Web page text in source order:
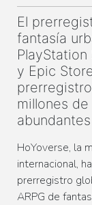
El
fantasía
y Epic
millones
HoYoverse, la
internacional,
prerregistro
ARPG de